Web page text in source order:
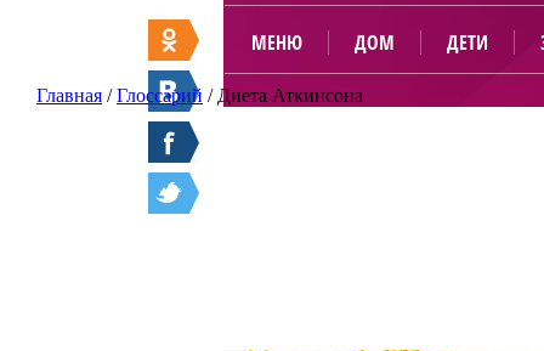
МЕНЮ ДОМ ДЕТИ
Главная /Глоссарий / Диета Аткинсона